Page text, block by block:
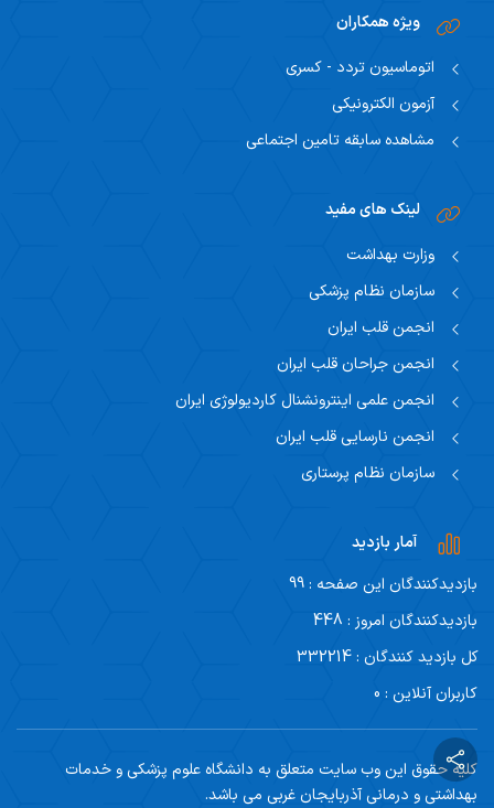
ویژه همکاران
اتوماسیون تردد - کسری
آزمون الکترونیکی
مشاهده سابقه تامین اجتماعی
لینک های مفید
وزارت بهداشت
سازمان نظام پزشکی
انجمن قلب ایران
انجمن جراحان قلب ایران
انجمن علمی اینترونشنال کاردیولوژی ایران
انجمن نارسایی قلب ایران
سازمان نظام پرستاری
آمار بازدید
بازدیدکنندگان این صفحه : 99
بازدیدکنندگان امروز : 448
کل بازدید کنندگان : 332214
کاربران آنلاین : 0
کلیه حقوق این وب سایت متعلق به دانشگاه علوم پزشکی و خدمات
بهداشتی و درمانی آذربایجان غربی می باشد.